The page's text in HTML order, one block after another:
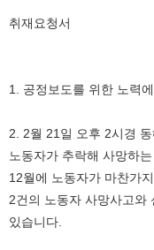
취재요청서
1. 공정보도를 위한 노력
2. 2월 21일 오후 2시경
노동자가 추락해 사망하
12월에 노동자가 마찬가
2건의 노동자 사망사고와
있습니다.